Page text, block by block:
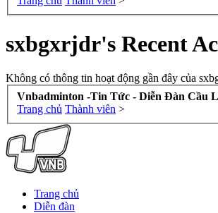
sxbgxrjdr's Recent
Không có thông tin hoạt động gần đây của
Vnbadminton -Tin Tức - Diễn Đàn Cầu
Trang chủ Thành viên >
Trang chủ
Diễn đàn